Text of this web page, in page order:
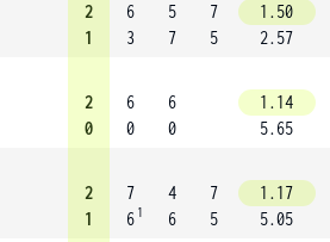
2
1
6
3
5
7
7
5
1.50
2.57
2
0
6
0
6
0
1.14
5.65
2
1
7
6 1
4
6
7
5
1.17
5.05